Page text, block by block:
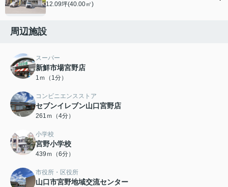
12.09坪(40.00㎡)
周辺施設
スーパー
新鮮市場宮野店
1ｍ（1分）
コンビニエンスストア
セブンイレブン山口宮野店
261ｍ（4分）
小学校
宮野小学校
439ｍ（6分）
市役所・区役所
山口市宮野地域交流センター